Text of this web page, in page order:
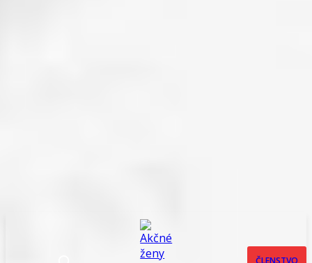
ČLENSTVO